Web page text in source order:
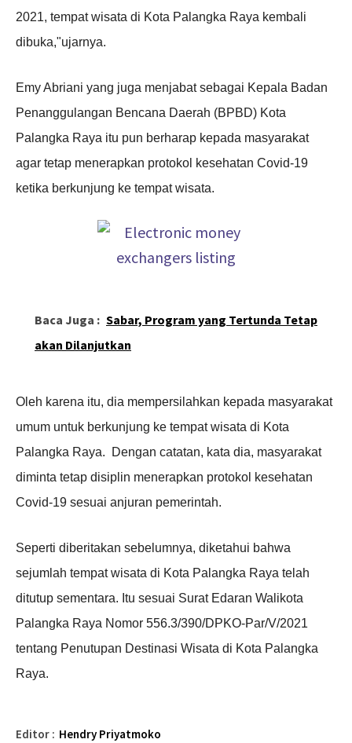
2021, tempat wisata di Kota Palangka Raya kembali
dibuka,"ujarnya.
Emy Abriani yang juga menjabat sebagai Kepala Badan
Penanggulangan Bencana Daerah (BPBD) Kota
Palangka Raya itu pun berharap kepada masyarakat
agar tetap menerapkan protokol kesehatan Covid-19
ketika berkunjung ke tempat wisata.
Baca Juga : Sabar, Program yang Tertunda Tetap
akan Dilanjutkan
Oleh karena itu, dia mempersilahkan kepada masyarakat
umum untuk berkunjung ke tempat wisata di Kota
Palangka Raya. Dengan catatan, kata dia, masyarakat
diminta tetap disiplin menerapkan protokol kesehatan
Covid-19 sesuai anjuran pemerintah.
Seperti diberitakan sebelumnya, diketahui bahwa
sejumlah tempat wisata di Kota Palangka Raya telah
ditutup sementara. Itu sesuai Surat Edaran Walikota
Palangka Raya Nomor 556.3/390/DPKO-Par/V/2021
tentang Penutupan Destinasi Wisata di Kota Palangka
Raya.
Editor : Hendry Priyatmoko